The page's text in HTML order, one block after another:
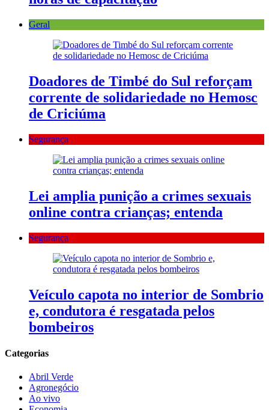
Geral
Doadores de Timbé do Sul reforçam
corrente de solidariedade no Hemosc
de Criciúma
Segurança
Lei amplia punição a crimes sexuais
online contra crianças; entenda
Segurança
Veículo capota no interior de Sombrio
e, condutora é resgatada pelos
bombeiros
Categorias
Abril Verde
Agronegócio
Ao vivo